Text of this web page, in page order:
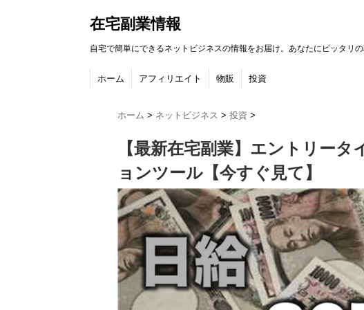
在宅副業情報
自宅で簡単にできるネットビジネスの情報をお届け。あなたにピッタリの
ホーム アフィリエイト 物販 投資
ホーム > ネットビジネス > 投資 >
【最新在宅副業】エントリー
ョンツール【今すぐ見て】